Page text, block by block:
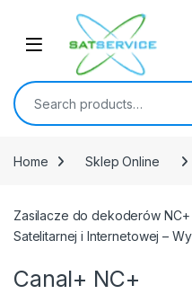
Search for:
Home Sklep Online
Zasilacze do dekoderów
Satelitarnej i Internetowej –
Canal+ NC+